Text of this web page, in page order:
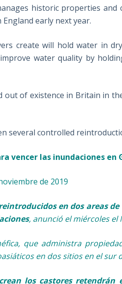
historic properties
early next year.
create will hold water in
water quality by
out of existence in Britain in
several controlled
vencer las inundaciones en
de 2019
en dos areas
, anunció el miércoles el
que administra
en dos sitios en el
los castores